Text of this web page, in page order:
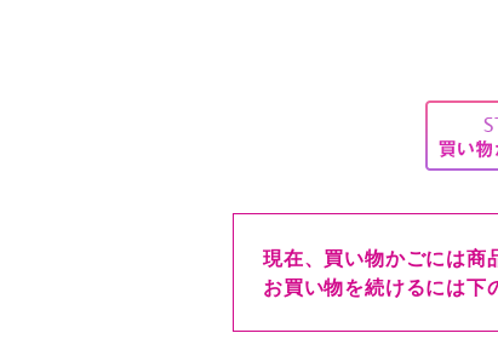
現在、買い物かごには商
お買い物を続けるには下